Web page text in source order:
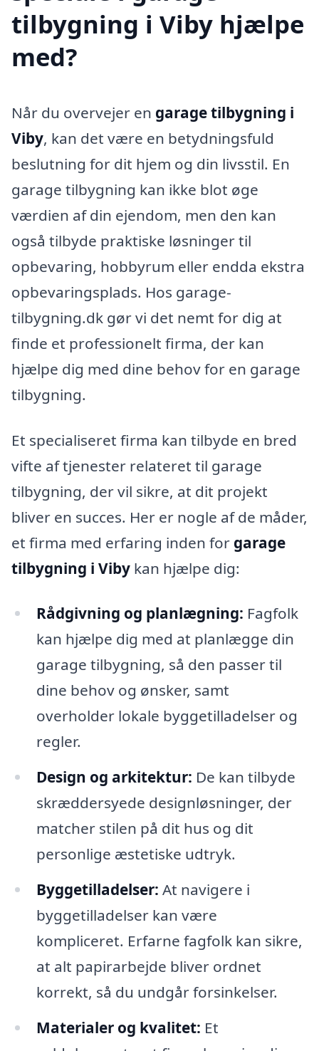
tilbygning i Viby hjælpe
med?
Når du overvejer en garage tilbygning i
Viby, kan det være en betydningsfuld
beslutning for dit hjem og din livsstil. En
garage tilbygning kan ikke blot øge
værdien af din ejendom, men den kan
også tilbyde praktiske løsninger til
opbevaring, hobbyrum eller endda ekstra
opbevaringsplads. Hos garage-
tilbygning.dk gør vi det nemt for dig at
finde et professionelt firma, der kan
hjælpe dig med dine behov for en garage
tilbygning.
Et specialiseret firma kan tilbyde en bred
vifte af tjenester relateret til garage
tilbygning, der vil sikre, at dit projekt
bliver en succes. Her er nogle af de måder,
et firma med erfaring inden for garage
tilbygning i Viby kan hjælpe dig:
Rådgivning og planlægning: Fagfolk
kan hjælpe dig med at planlægge din
garage tilbygning, så den passer til
dine behov og ønsker, samt
overholder lokale byggetilladelser og
regler.
Design og arkitektur: De kan tilbyde
skræddersyede designløsninger, der
matcher stilen på dit hus og dit
personlige æstetiske udtryk.
Byggetilladelser: At navigere i
byggetilladelser kan være
kompliceret. Erfarne fagfolk kan sikre,
at alt papirarbejde bliver ordnet
korrekt, så du undgår forsinkelser.
Materialer og kvalitet: Et